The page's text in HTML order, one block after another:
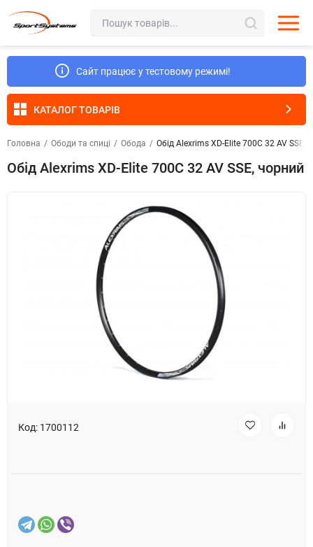
Сайт працює у тестовому режимі!
КАТАЛОГ ТОВАРІВ
Головна / Ободи та спиці / Обода / Обід Alexrims XD-Elite 700C 32 AV SSE,
Обід Alexrims XD-Elite 700C 32 AV SSE, чорний
Код: 1700112